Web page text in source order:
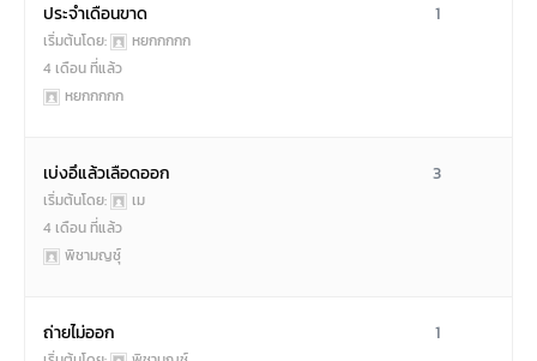
ประจำเดือนขาด
เริ่มต้นโดย: หยกกกกก
1
4 เดือน ที่แล้ว
หยกกกกก
เบ่งอึแล้วเลือดออก
เริ่มต้นโดย: เม
3
4 เดือน ที่แล้ว
พิชามญชุ์
ถ่ายไม่ออก 1